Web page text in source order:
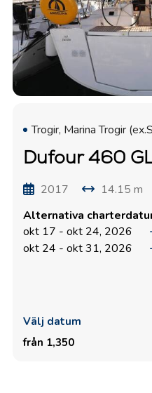
Trogir, Marina Trogir
Dufour 460
2017 14.15 m
Alternativa
okt 17 - okt 24, 2026
okt 24 - okt 31, 2026
Välj datum
från 1,350